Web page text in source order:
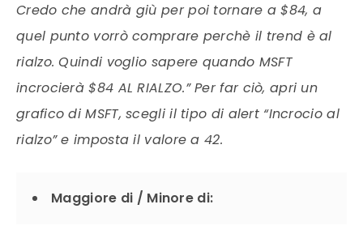
Credo che andrà giù per poi tornare a $84, a
quel punto vorrò comprare perchè il trend è al
rialzo. Quindi voglio sapere quando MSFT
incrocierà $84 AL RIALZO.” Per far ciò, apri un
grafico di MSFT, scegli il tipo di alert “Incrocio al
rialzo” e imposta il valore a 42.
Maggiore di / Minore di: